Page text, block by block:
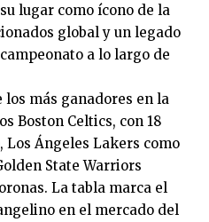
lugar como ícono de la
global y un legado
a lo largo de
más ganadores en la
Boston Celtics, con 18
Ángeles Lakers como
State Warriors
La tabla marca el
en el mercado del